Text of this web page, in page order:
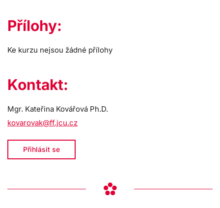
Přílohy:
Ke kurzu nejsou žádné přílohy
Kontakt:
Mgr. Kateřina Kovářová Ph.D.
kovarovak@ff.jcu.cz
Přihlásit se